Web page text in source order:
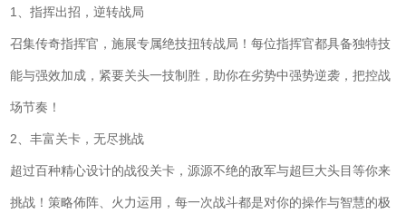
1、指挥出招，逆转战局
召集传奇指挥官，施展专属绝技扭转战局！每位指挥官都具备独特技
能与强效加成，紧要关头一技制胜，助你在劣势中强势逆袭，把控战
场节奏！
2、丰富关卡，无尽挑战
超过百种精心设计的战役关卡，源源不绝的敌军与超巨大头目等你来
挑战！策略佈阵、火力运用，每一次战斗都是对你的操作与智慧的极